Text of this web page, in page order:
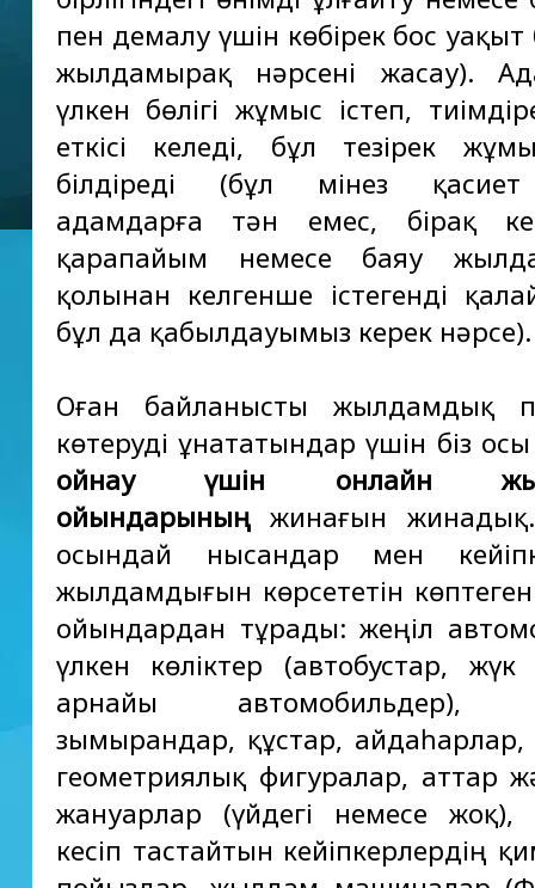
пен демалу үшін көбірек бос
жылдамырақ нәрсені жасау).
үлкен бөлігі жұмыс істеп,
еткісі келеді, бұл тезірек
білдіреді (бұл мінез
адамдарға тән емес, бірақ
қарапайым немесе баяу
қолынан келгенше істегенді
бұл да қабылдауымыз керек нәрсе).
Оған байланысты жылдамдық
көтеруді ұнататындар үшін біз
ойнау үшін онлайн
ойындарыныңжинағын
осындай нысандар мен
жылдамдығын көрсететін
ойындардан тұрады: жеңіл
үлкен көліктер (автобустар, жүк
арнайы автомобильдер),
зымырандар, құстар,
геометриялық фигуралар, аттар
жануарлар (үйдегі немесе жоқ),
кесіп тастайтын кейіпкерлердің